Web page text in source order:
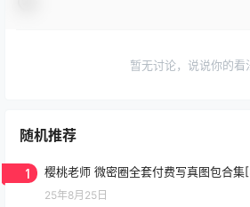
暂无讨论，说说你的看
随机推荐
1 樱桃老师 微密圈全套付费写真图包合集
25年8月25日